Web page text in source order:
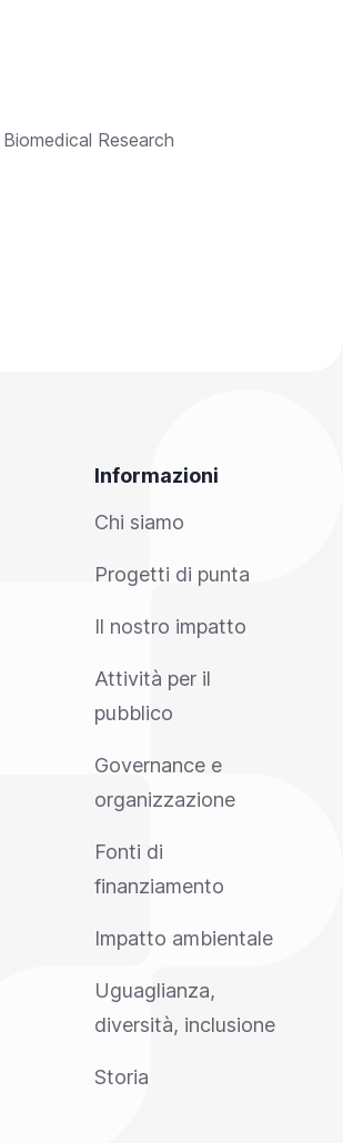
Research
Informazioni
Chi siamo
Progetti di punta
Il nostro impatto
Attività per il
pubblico
Governance e
organizzazione
Fonti di
finanziamento
Impatto ambientale
Uguaglianza,
diversità, inclusione
Storia